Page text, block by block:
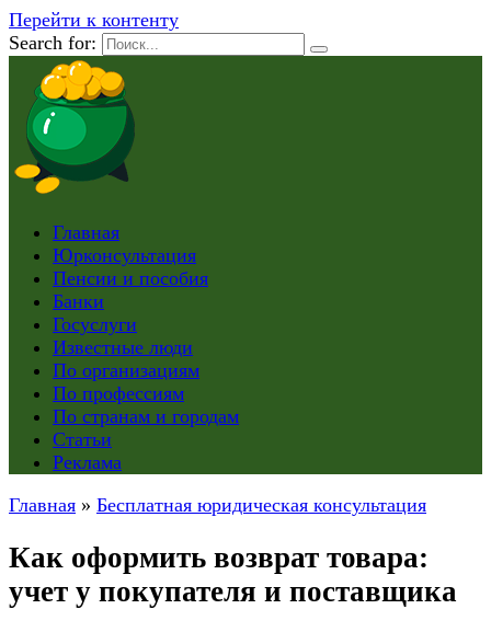
Перейти к контенту
Search for:
Главная
Юрконсультация
Пенсии и пособия
Банки
Госуслуги
Известные люди
По организациям
По профессиям
По странам и городам
Статьи
Реклама
Главная » Бесплатная юридическая консультация
Как оформить возврат товара:
учет у покупателя и поставщика